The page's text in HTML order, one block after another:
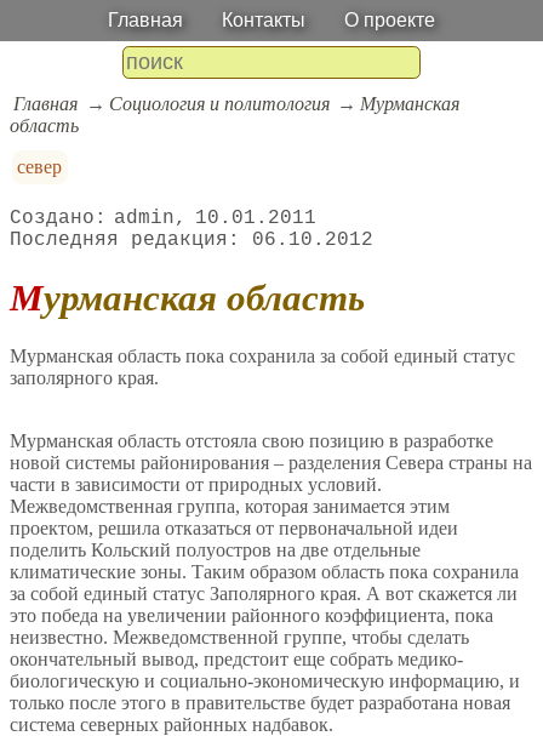
Главная Контакты О проекте
Главная Социология и политология
Мурманская
область
север
admin
10.01.2011
06.10.2012
Мурманская область
Мурманская область пока сохранила за собой единый статус
заполярного края.
Мурманская область отстояла свою позицию в разработке
новой системы районирования – разделения Севера страны на
части в зависимости от природных условий.
Межведомственная группа, которая занимается этим
проектом, решила отказаться от первоначальной идеи
поделить Кольский полуостров на две отдельные
климатические зоны. Таким образом область пока сохранила
за собой единый статус Заполярного края. А вот скажется ли
это победа на увеличении районного коэффициента, пока
неизвестно. Межведомственной группе, чтобы сделать
окончательный вывод, предстоит еще собрать медико-
биологическую и социально-экономическую информацию, и
только после этого в правительстве будет разработана новая
система северных районных надбавок.